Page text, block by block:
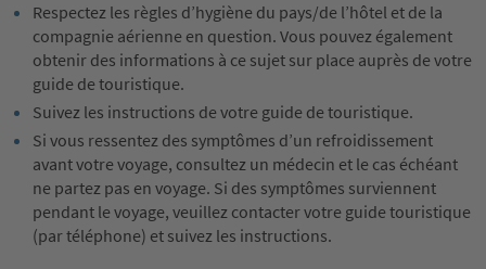
Respectez les règles d’hygiène du pays/de l’hôtel et de la
compagnie aérienne en question. Vous pouvez également
obtenir des informations à ce sujet sur place auprès de votre
guide de touristique.
Suivez les instructions de votre guide de touristique.
Si vous ressentez des symptômes d’un refroidissement
avant votre voyage, consultez un médecin et le cas échéant
ne partez pas en voyage. Si des symptômes surviennent
pendant le voyage, veuillez contacter votre guide touristique
(par téléphone) et suivez les instructions.